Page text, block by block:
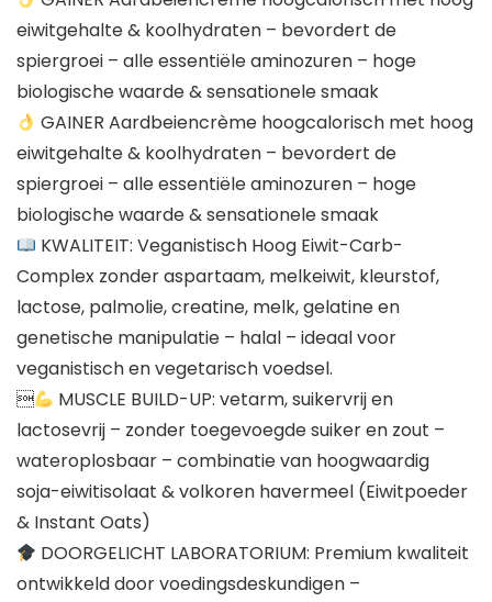
eiwitgehalte & koolhydraten – bevordert de
spiergroei – alle essentiële aminozuren – hoge
biologische waarde & sensationele smaak
GAINER Aardbeiencrème hoogcalorisch met hoog
eiwitgehalte & koolhydraten – bevordert de
spiergroei – alle essentiële aminozuren – hoge
biologische waarde & sensationele smaak
KWALITEIT: Veganistisch Hoog Eiwit-Carb-
Complex zonder aspartaam, melkeiwit, kleurstof,
lactose, palmolie, creatine, melk, gelatine en
genetische manipulatie – halal – ideaal voor
veganistisch en vegetarisch voedsel.

MUSCLE BUILD-UP: vetarm, suikervrij en
lactosevrij – zonder toegevoegde suiker en zout –
wateroplosbaar – combinatie van hoogwaardig
soja-eiwitisolaat & volkoren havermeel (Eiwitpoeder
& Instant Oats)
DOORGELICHT LABORATORIUM: Premium kwaliteit
ontwikkeld door voedingsdeskundigen –